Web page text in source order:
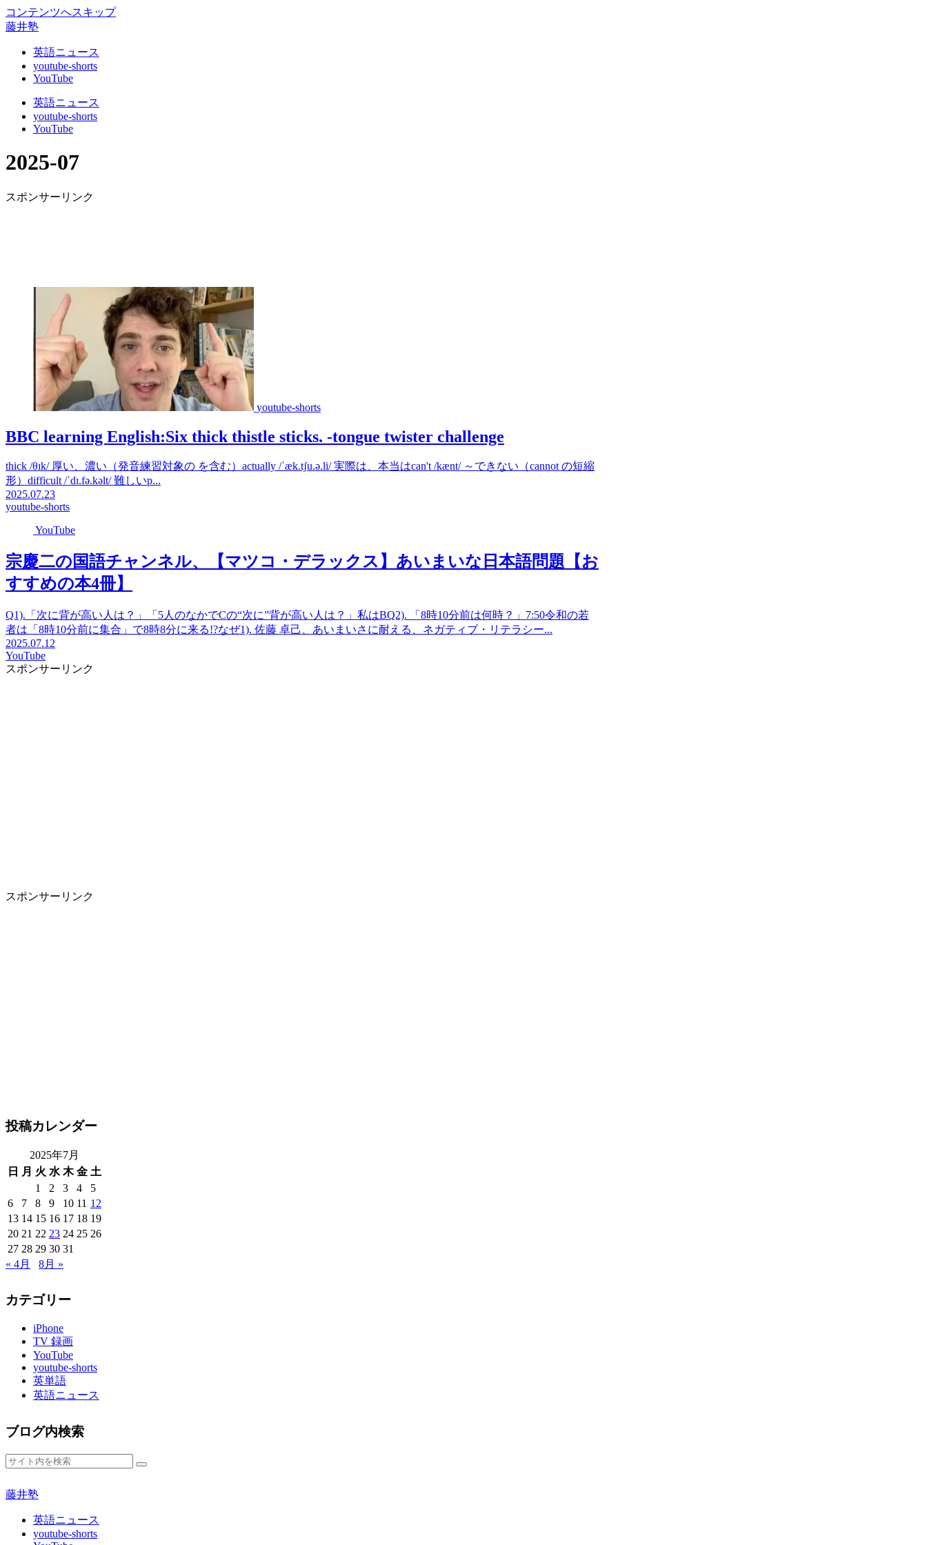
コンテンツへスキップ
藤井塾
英語ニュース
youtube-shorts
YouTube
英語ニュース
youtube-shorts
YouTube
2025-07
スポンサーリンク
youtube-shorts
BBC learning English:Six thick thistle sticks. -tongue twister challenge
thick /θɪk/ 厚い、濃い（発音練習対象の を含む）actually /ˈæk.tʃu.ə.li/ 実際は、本当はcan't /kænt/ ～できない（cannot の短縮
形）difficult /ˈdɪ.fə.kəlt/ 難しいp...
2025.07.23
youtube-shorts
YouTube
宗慶二の国語チャンネル、【マツコ・デラックス】あいまいな日本語問題【お
すすめの本4冊】
Q1).「次に背が高い人は？」「5人のなかでCの“次に”背が高い人は？」私はBQ2). 「8時10分前は何時？」7:50令和の若
者は「8時10分前に集合」で8時8分に来る!?なぜ1). 佐藤 卓己、あいまいさに耐える、ネガティブ・リテラシー...
2025.07.12
YouTube
スポンサーリンク
スポンサーリンク
投稿カレンダー
2025年7月
日
月 火 水 木 金 土
1
2 3 4
5
6
7 8 9 10 11 12
13 14 15 16 17 18 19
20 21 22 23 24 25 26
27 28 29 30 31
« 4月
8月 »
カテゴリー
iPhone
TV 録画
YouTube
youtube-shorts
英単語
英語ニュース
ブログ内検索
藤井塾
英語ニュース
youtube-shorts